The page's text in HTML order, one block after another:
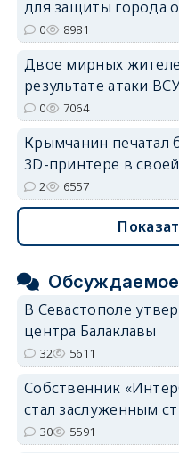
для защиты города
0 8981
Двое мирных
результате атаки
0 7064
Крымчанин печатал
3D-принтере в
2 6557
Обсуждаемое
В Севастополе
центра Балаклавы
32 5611
Собственник
стал заслуженным
30 5591